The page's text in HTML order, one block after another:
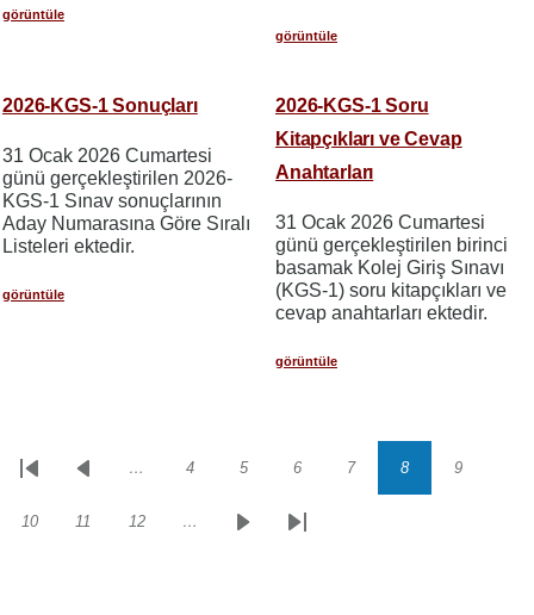
görüntüle
görüntüle
2026-KGS-1 Sonuçları
31 Ocak 2026 Cumartesi
günü gerçekleştirilen 2026-
KGS-1 Sınav sonuçlarının
Aday Numarasına Göre Sıralı
Listeleri ektedir.
görüntüle
2026-KGS-1 Soru
Kitapçıkları ve Cevap
Anahtarları
31 Ocak 2026 Cumartesi
günü gerçekleştirilen birinci
basamak Kolej Giriş Sınavı
(KGS-1) soru kitapçıkları ve
cevap anahtarları ektedir.
görüntüle
Sayfalama
İlk
Önceki… Sayfa
4 Sayfa
5 Sayfa
6 Sayfa
7 Sayfa
8 Sayfa
9
Sayfa
10 Sayfa
11 Sayfa
12 …
SonrakiSon